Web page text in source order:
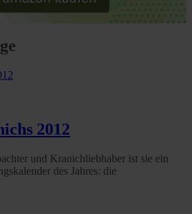
2012
und Kranichliebhaber ist sie ein
des Jahres: die